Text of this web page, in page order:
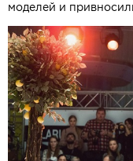
моделей и